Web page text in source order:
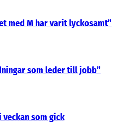
med M har varit lyckosamt”
som leder till jobb”
veckan som gick